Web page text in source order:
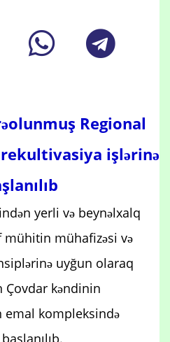
Regional
rekultivasiya işlərinə
yerli və beynəlxalq
mühitin mühafizəsi və
uyğun olaraq
Çovdar kəndinin
emal kompleksində